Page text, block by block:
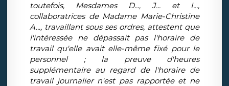
toutefois, Mesdames D..., J... et I...,
collaboratrices de Madame Marie-Christine
A..., travaillant sous ses ordres, attestent que
l'intéressée ne dépassait pas l'horaire de
travail qu'elle avait elle-même fixé pour le
personnel ; la preuve d'heures
supplémentaire au regard de l'horaire de
travail journalier n'est pas rapportée et ne